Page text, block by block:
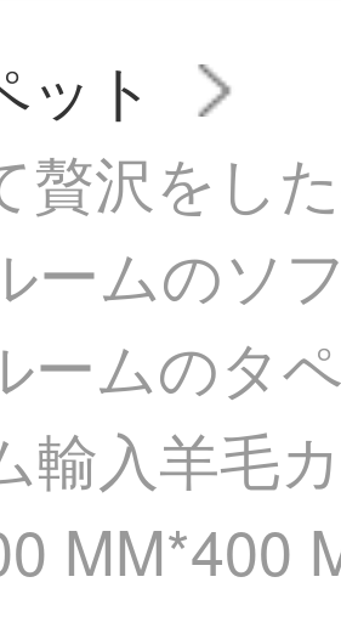
ット
贅沢をし
ームのソ
ームのタ
輸入羊毛
MM*400